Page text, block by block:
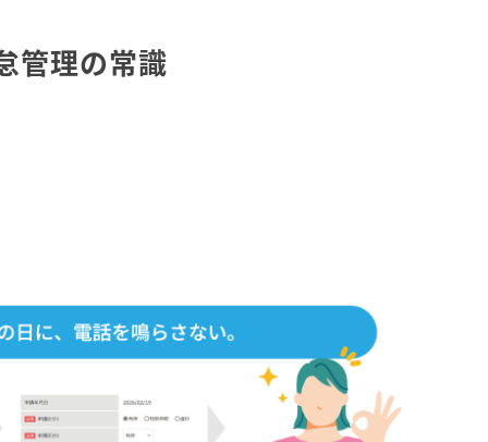
管理の常識